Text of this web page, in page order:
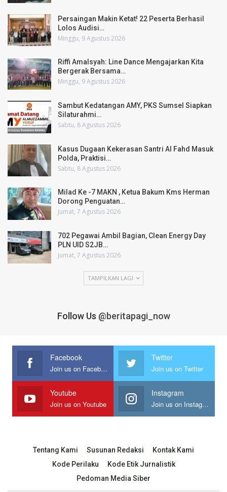
Persaingan Makin Ketat! 22 Peserta Berhasil
Lolos Audisi…
Minggu, 9 Agustus 2026
Riffi Amalsyah: Line Dance Mengajarkan Kita
Bergerak Bersama…
Minggu, 9 Agustus 2026
Sambut Kedatangan AMY, PKS Sumsel Siapkan
Silaturahmi…
Sabtu, 8 Agustus 2026
Kasus Dugaan Kekerasan Santri Al Fahd Masuk
Polda, Praktisi…
Sabtu, 8 Agustus 2026
Milad Ke -7 MAKN , Ketua Bakum Kms Herman
Dorong Penguatan…
Jumat, 7 Agustus 2026
702 Pegawai Ambil Bagian, Clean Energy Day
PLN UID S2JB…
Jumat, 7 Agustus 2026
TAMPILKAN LAGI
Follow Us @beritapagi_now
Facebook
Join us on Facebook
Twitter
Join us on Twitter
Youtube
Join us on Youtube
Instagram
Join us on Instagram
Tentang Kami Susunan Redaksi
Kontak Kami
Kode Perilaku
Kode Etik Jurnalistik
Pedoman Media Siber